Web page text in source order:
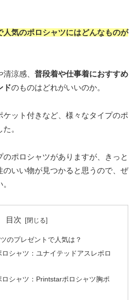
人気のポロシャツにはどんなものが
涼感、 普段着や仕事着におすすめ
ドのものはどれがいいのか。
ケット付きなど、様々なタイプのポ
。
ポロシャツがありますが、きっと
のいい物が見つかると思うので、ぜ
目次
のプレゼントで人気は？
シャツ：ユナイテッドアスレポロ
シャツ：Printstarポロシャツ胸ポ